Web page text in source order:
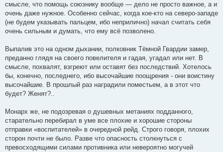
смысле, что помощь союзнику вообще — дело не просто важное, а и
очень даже нужное. Особенно сейчас, когда кое-кто на северо-западе
(не будем указывать пальцем, ибо неприлично) начал считать себя
очень сильным и думать, что ему всё позволено.
Выпалив это на одном дыхании, полковник Тёмной Гвардии замер,
преданно глядя на своего повелителя и гадая, угадал или нет. В
смысле, похвалят, взгреют или оставят без последствий. Хотелось
бы, конечно, последнего, ибо высочайшие поощрения - они воистину
высочайшие. В прошлый раз наградили поместьем, а в этот что
будет? Женят?..
Монарх же, не подозревая о душевных метаниях подданного,
старательно перебирал в уме все плохие и хорошие стороны
отправки «воспитателей» в очередной рейд. Строго говоря, плохих
сторон почти не было. Разве что опасность столкнуться с
превосходящими силами противника или невероятно могучей